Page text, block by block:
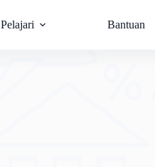
Pelajari Bantuan